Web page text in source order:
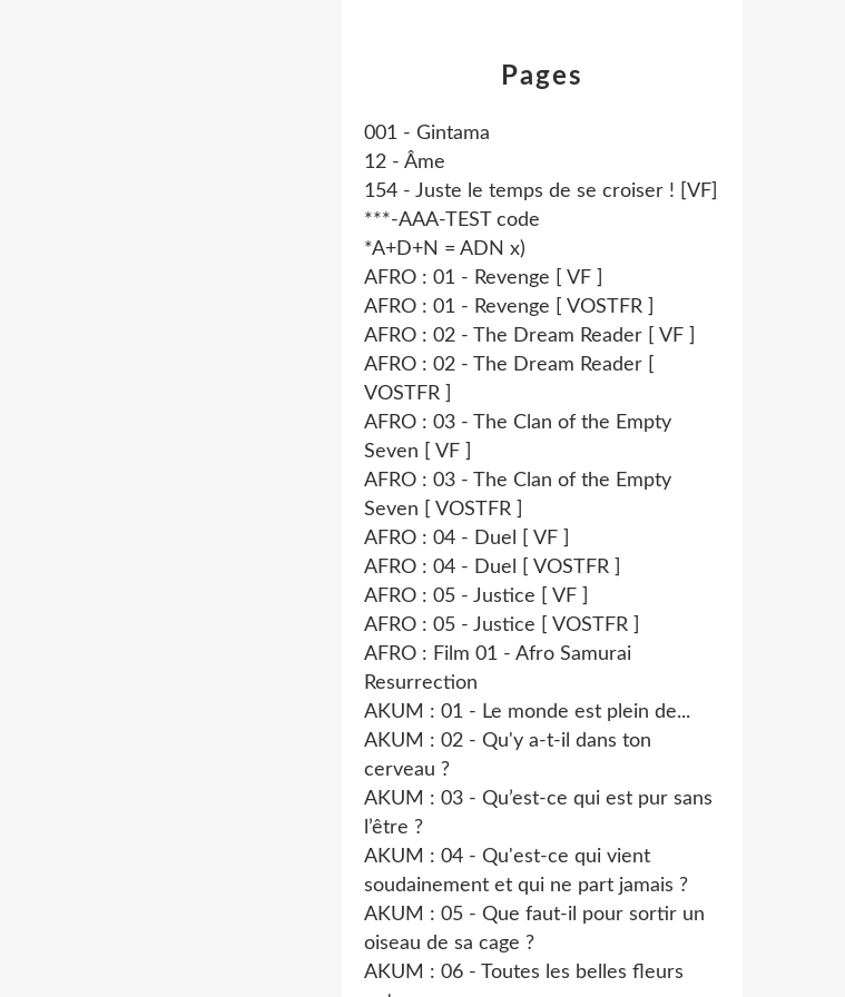
Pages
001 - Gintama
12 - Âme
154 - Juste le temps de se croiser ! [VF]
***-AAA-TEST code
*A+D+N = ADN x)
AFRO : 01 - Revenge [ VF ]
AFRO : 01 - Revenge [ VOSTFR ]
AFRO : 02 - The Dream Reader [ VF ]
AFRO : 02 - The Dream Reader [
VOSTFR ]
AFRO : 03 - The Clan of the Empty
Seven [ VF ]
AFRO : 03 - The Clan of the Empty
Seven [ VOSTFR ]
AFRO : 04 - Duel [ VF ]
AFRO : 04 - Duel [ VOSTFR ]
AFRO : 05 - Justice [ VF ]
AFRO : 05 - Justice [ VOSTFR ]
AFRO : Film 01 - Afro Samurai
Resurrection
AKUM : 01 - Le monde est plein de...
AKUM : 02 - Qu'y a-t-il dans ton
cerveau ?
AKUM : 03 - Qu’est-ce qui est pur sans
l’être ?
AKUM : 04 - Qu'est-ce qui vient
soudainement et qui ne part jamais ?
AKUM : 05 - Que faut-il pour sortir un
oiseau de sa cage ?
AKUM : 06 - Toutes les belles fleurs